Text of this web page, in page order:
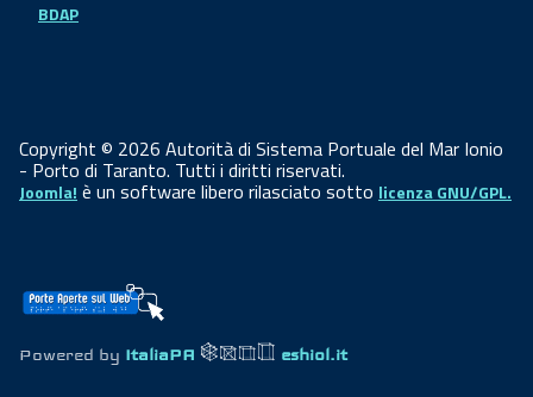
BDAP
Copyright © 2026 Autorità di Sistema Portuale del Mar Ionio
- Porto di Taranto. Tutti i diritti riservati.
Joomla! è un software libero rilasciato sotto licenza GNU/GPL.
Powered by ItaliaPA eshiol.it